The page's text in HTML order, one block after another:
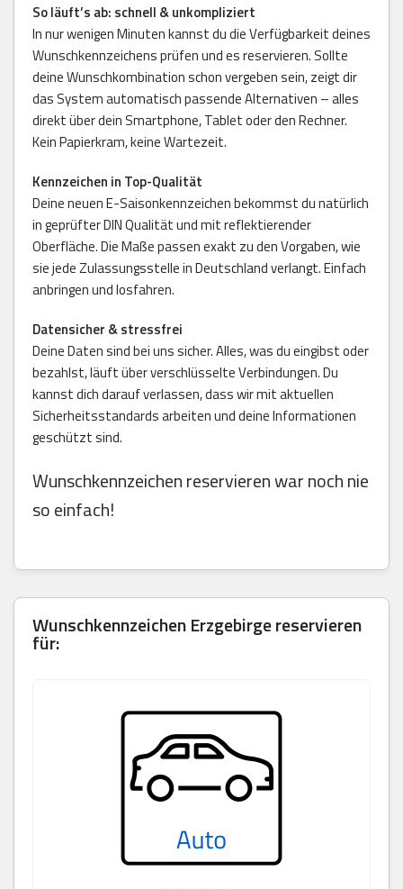
So läuft’s ab: schnell & unkompliziert
In nur wenigen Minuten kannst du die Verfügbarkeit deines
Wunschkennzeichens prüfen und es reservieren. Sollte
deine Wunschkombination schon vergeben sein, zeigt dir
das System automatisch passende Alternativen – alles
direkt über dein Smartphone, Tablet oder den Rechner.
Kein Papierkram, keine Wartezeit.
Kennzeichen in Top-Qualität
Deine neuen E-Saisonkennzeichen bekommst du natürlich
in geprüfter DIN Qualität und mit reflektierender
Oberfläche. Die Maße passen exakt zu den Vorgaben, wie
sie jede Zulassungsstelle in Deutschland verlangt. Einfach
anbringen und losfahren.
Datensicher & stressfrei
Deine Daten sind bei uns sicher. Alles, was du eingibst oder
bezahlst, läuft über verschlüsselte Verbindungen. Du
kannst dich darauf verlassen, dass wir mit aktuellen
Sicherheitsstandards arbeiten und deine Informationen
geschützt sind.
Wunschkennzeichen reservieren war noch nie
so einfach!
Wunschkennzeichen Erzgebirge reservieren
für: